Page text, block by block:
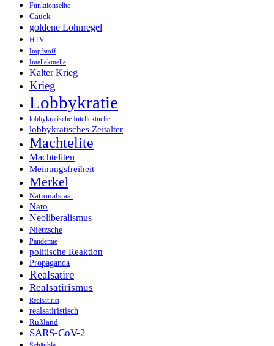
Funktionselite
Gauck
goldene Lohnregel
HTV
Impfstoff
Intellektuelle
Kalter Krieg
Krieg
Lobbykratie
lobbykratische Intellektuelle
lobbykratisches Zeitalter
Machtelite
Machteliten
Meinungsfreiheit
Merkel
Nationalstaat
Nato
Neoliberalismus
Nietzsche
Pandemie
politische Reaktion
Propaganda
Realsatire
Realsatirismus
Realsatirist
realsatiristisch
Rußland
SARS-CoV-2